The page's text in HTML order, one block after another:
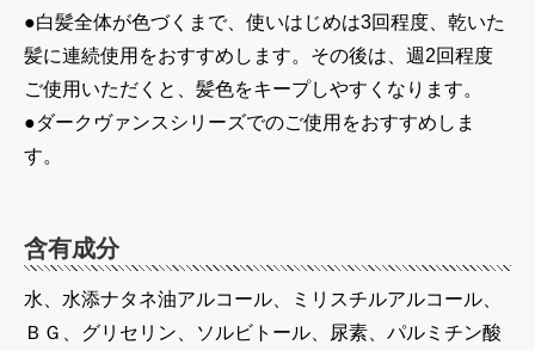
●白髪全体が色づくまで、使いはじめは3回程度、乾いた
髪に連続使用をおすすめします。その後は、週2回程度
ご使用いただくと、髪色をキープしやすくなります。
●ダークヴァンスシリーズでのご使用をおすすめしま
す。
含有成分
水、水添ナタネ油アルコール、ミリスチルアルコール、
ＢＧ、グリセリン、ソルビトール、尿素、パルミチン酸